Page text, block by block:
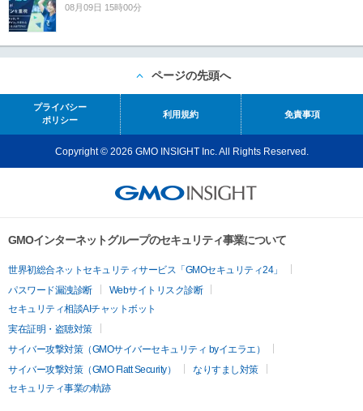
08月09日 15時00分
ページの先頭へ
プライバシー
ポリシー
利用規約 免責事項
Copyright © 2026 GMO INSIGHT Inc. All Rights Reserved.
GMOインターネットグループのセキュリティ事業について
世界初総合ネットセキュリティサービス「GMOセキュリティ24」
パスワード漏洩診断
Webサイトリスク診断
セキュリティ相談AIチャットボット
実在証明・盗聴対策
サイバー攻撃対策（GMOサイバーセキュリティ byイエラエ）
サイバー攻撃対策（GMO Flatt Security）
なりすまし対策
セキュリティ事業の軌跡